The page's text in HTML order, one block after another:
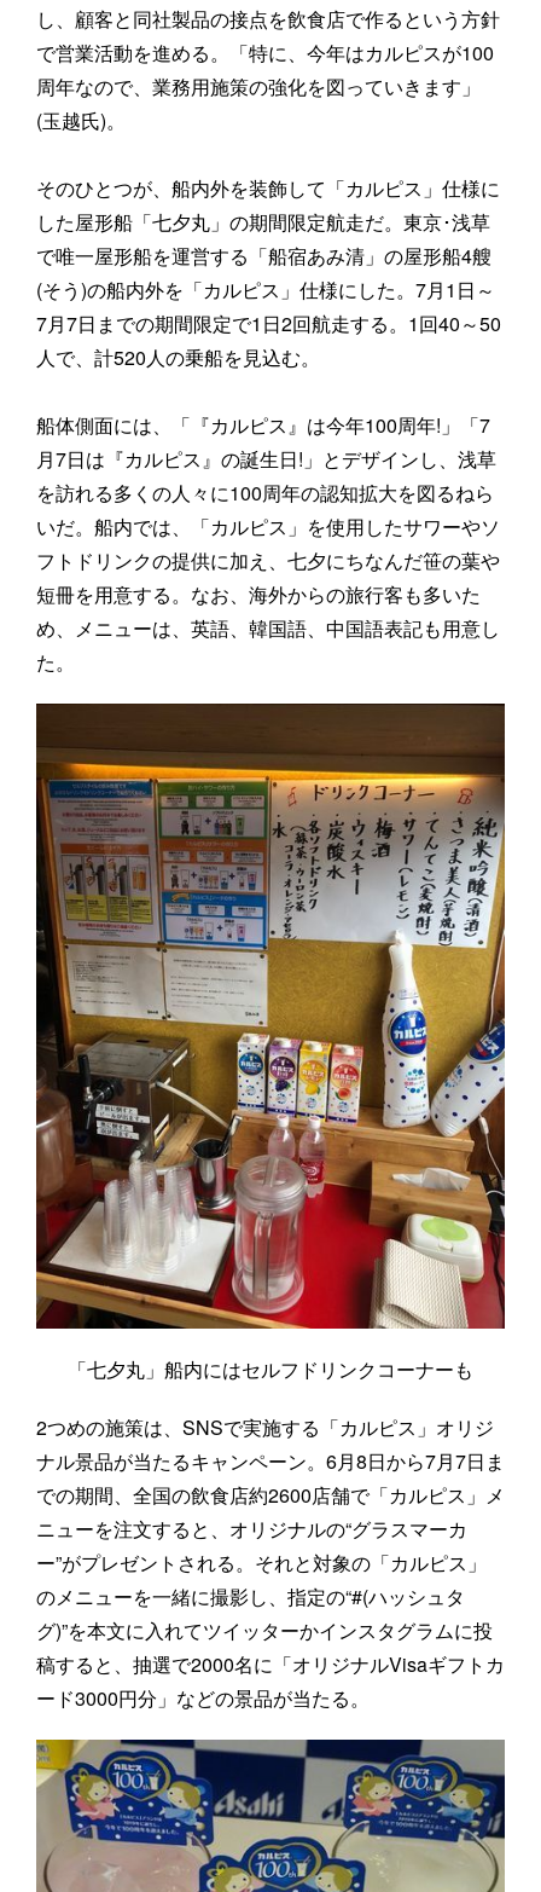
し、顧客と同社製品の接点を飲食店で作るという方針
で営業活動を進める。「特に、今年はカルピスが100
周年なので、業務用施策の強化を図っていきます」
(玉越氏)。
そのひとつが、船内外を装飾して「カルピス」仕様に
した屋形船「七夕丸」の期間限定航走だ。東京･浅草
で唯一屋形船を運営する「船宿あみ清」の屋形船4艘
(そう)の船内外を「カルピス」仕様にした。7月1日～
7月7日までの期間限定で1日2回航走する。1回40～50
人で、計520人の乗船を見込む。
船体側面には、「『カルピス』は今年100周年!」「7
月7日は『カルピス』の誕生日!」とデザインし、浅草
を訪れる多くの人々に100周年の認知拡大を図るねら
いだ。船内では、「カルピス」を使用したサワーやソ
フトドリンクの提供に加え、七夕にちなんだ笹の葉や
短冊を用意する。なお、海外からの旅行客も多いた
め、メニューは、英語、韓国語、中国語表記も用意し
た。
「七夕丸」船内にはセルフドリンクコーナーも
2つめの施策は、SNSで実施する「カルピス」オリジ
ナル景品が当たるキャンペーン。6月8日から7月7日ま
での期間、全国の飲食店約2600店舗で「カルピス」メ
ニューを注文すると、オリジナルの“グラスマーカ
ー”がプレゼントされる。それと対象の「カルピス」
のメニューを一緒に撮影し、指定の“#(ハッシュタ
グ)”を本文に入れてツイッターかインスタグラムに投
稿すると、抽選で2000名に「オリジナルVisaギフトカ
ード3000円分」などの景品が当たる。